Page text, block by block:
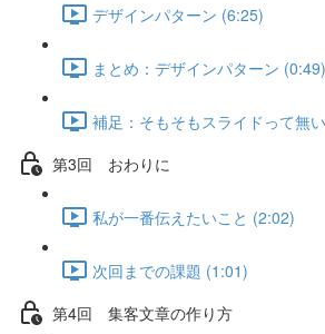
デザインパターン (6:25)
まとめ：デザインパターン (0:49)
補足：そもそもスライドって無
第3回 おわりに
私が一番伝えたいこと (2:02)
次回までの課題 (1:01)
第4回 集客文章の作り方